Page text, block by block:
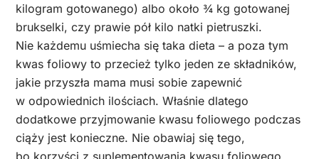
kilogram gotowanego) albo około ¾ kg gotowanej
brukselki, czy prawie pół kilo natki pietruszki.
Nie każdemu uśmiecha się taka dieta – a poza tym
kwas foliowy to przecież tylko jeden ze składników,
jakie przyszła mama musi sobie zapewnić
w odpowiednich ilościach. Właśnie dlatego
dodatkowe przyjmowanie kwasu foliowego podczas
ciąży jest konieczne. Nie obawiaj się tego,
bo korzyści z suplementowania kwasu foliowego